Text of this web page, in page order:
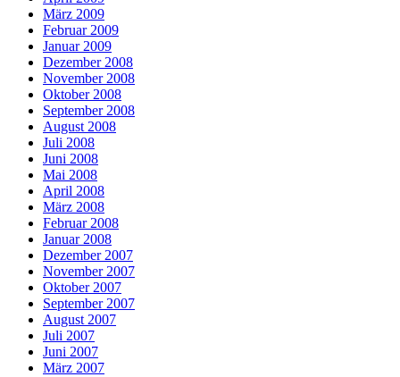
März 2009
Februar 2009
Januar 2009
Dezember 2008
November 2008
Oktober 2008
September 2008
August 2008
Juli 2008
Juni 2008
Mai 2008
April 2008
März 2008
Februar 2008
Januar 2008
Dezember 2007
November 2007
Oktober 2007
September 2007
August 2007
Juli 2007
Juni 2007
März 2007